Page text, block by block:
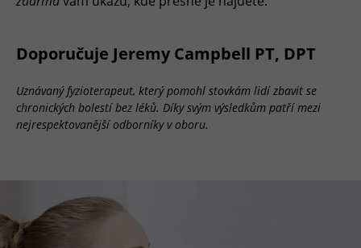
Doporučuje Jeremy Campbell PT, DPT
Uznávaný fyzioterapeut, který pomohl stovkám lidí zbavit se
chronických bolestí bez léků. Díky svým výsledkům patří mezi
nejrespektovanější odborníky v oboru.